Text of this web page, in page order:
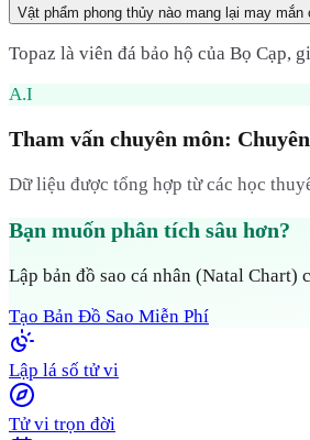
Vật phẩm phong thủy nào mang lại may mắn
Topaz là viên đá bảo hộ của Bọ Cạp,
A.I
Tham vấn chuyên môn:
Dữ liệu được tổng hợp từ các học
Bạn muốn phân tích sâu hơn?
Lập bản đồ sao cá nhân (Natal
Tạo Bản Đồ Sao Miễn Phí
Lập lá số tử vi
Tử vi trọn đời